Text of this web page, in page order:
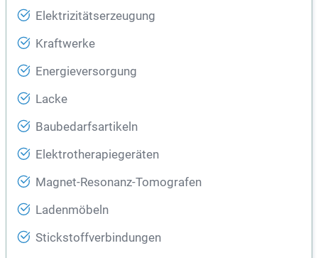
Elektrizitätserzeugung
Kraftwerke
Energieversorgung
Lacke
Baubedarfsartikeln
Elektrotherapiegeräten
Magnet-Resonanz-Tomografen
Ladenmöbeln
Stickstoffverbindungen